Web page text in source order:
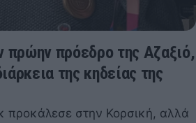
πρόεδρο της Αζαξιό,
της κηδείας της
προκάλεσε στην Κορσική, αλλά